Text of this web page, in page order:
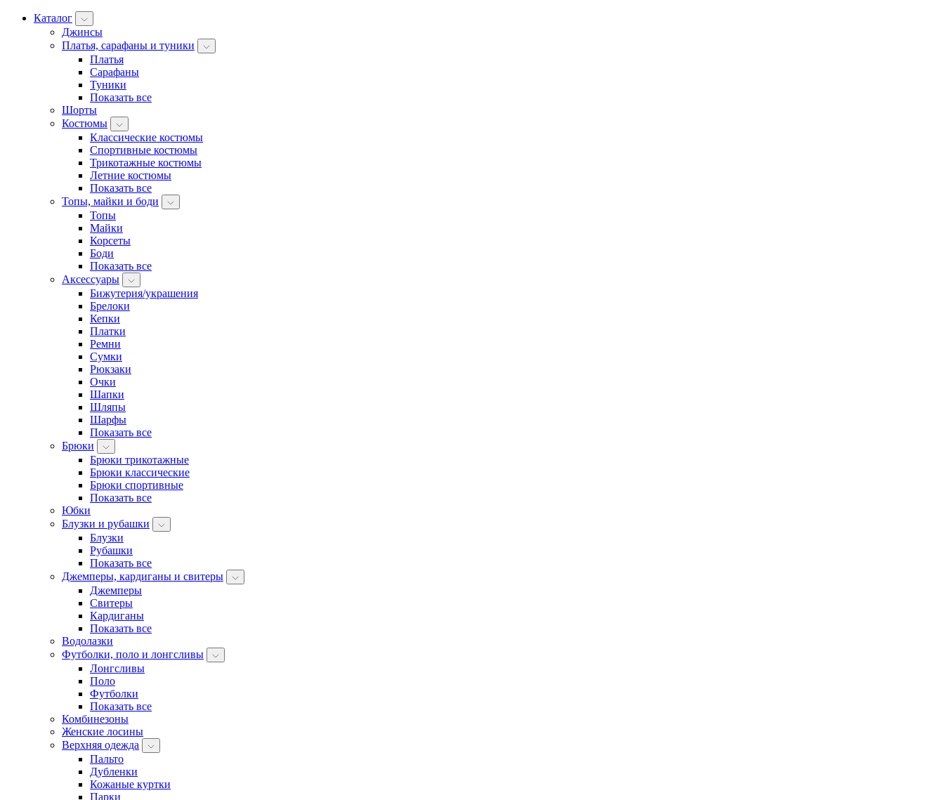
Каталог
Джинсы
Платья, сарафаны и туники
Платья
Сарафаны
Туники
Показать все
Шорты
Костюмы
Классические костюмы
Спортивные костюмы
Трикотажные костюмы
Летние костюмы
Показать все
Топы, майки и боди
Топы
Майки
Корсеты
Боди
Показать все
Аксессуары
Бижутерия/украшения
Брелоки
Кепки
Платки
Ремни
Сумки
Рюкзаки
Очки
Шапки
Шляпы
Шарфы
Показать все
Брюки
Брюки трикотажные
Брюки классические
Брюки спортивные
Показать все
Юбки
Блузки и рубашки
Блузки
Рубашки
Показать все
Джемперы, кардиганы и свитеры
Джемперы
Свитеры
Кардиганы
Показать все
Водолазки
Футболки, поло и лонгсливы
Лонгсливы
Поло
Футболки
Показать все
Комбинезоны
Женские лосины
Верхняя одежда
Пальто
Дубленки
Кожаные куртки
Парки